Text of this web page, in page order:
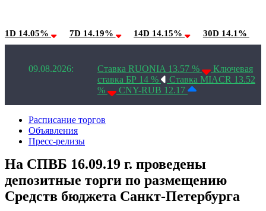
1D 14.05% 7D 14.19% 14D 14.15% 30D 14.1%
09.08.2026: Ставка RUONIA 13.57 %
Ключевая
ставка БР 14 %
Ставка MIACR 13.52
%
CNY-RUB 12.17
Расписание торгов
Объявления
Пресс-релизы
На СПВБ 16.09.19 г. проведены
депозитные торги по размещению
Средств бюджета Санкт-Петербурга